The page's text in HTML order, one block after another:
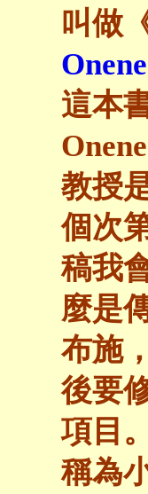
叫做
這本
教授
個次
稿我
麼是
布施
後要
項目
稱為